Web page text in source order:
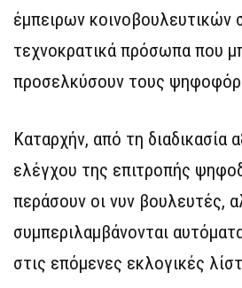
έμπειρων κοινοβουλευτικών
τεχνοκρατικά πρόσωπα που
προσελκύσουν τους
Καταρχήν, από τη διαδικασία
ελέγχου της επιτροπής
περάσουν οι νυν βουλευτές,
συμπεριλαμβάνονται
στις επόμενες εκλογικές